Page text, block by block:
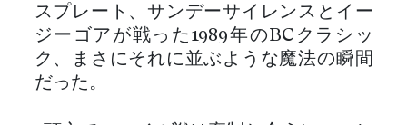
スプレート、サンデーサイレンスとイー
ジーゴアが戦った1989年のBCクラシッ
ク、まさにそれに並ぶような魔法の瞬間
だった。